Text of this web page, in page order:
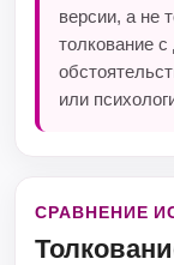
версии, а не
толкование
или
СРАВНЕНИЕ